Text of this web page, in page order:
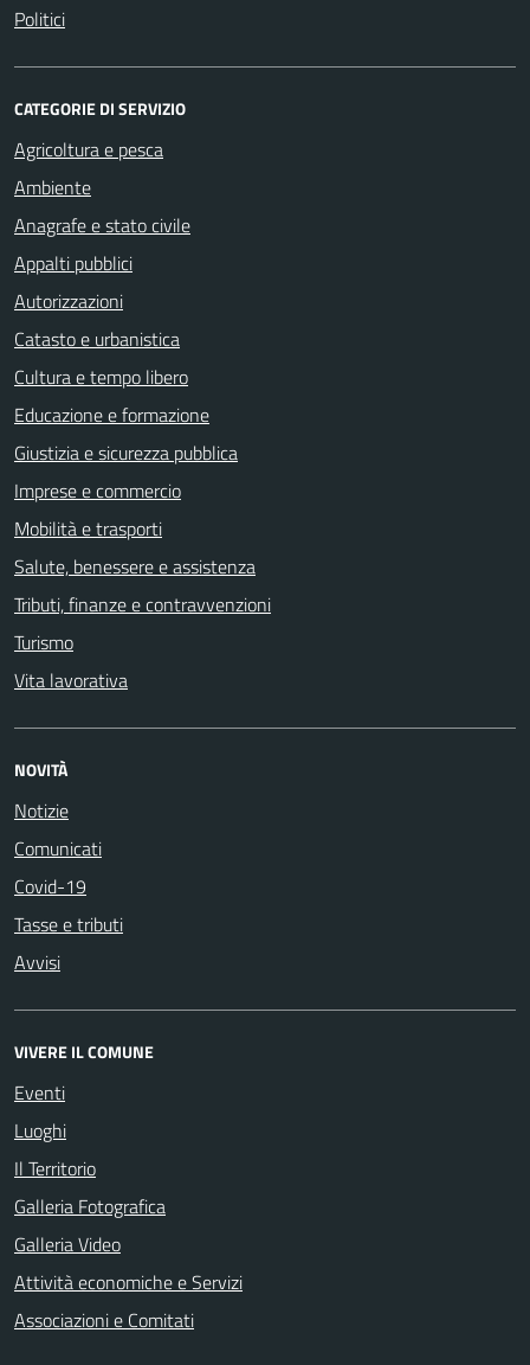
Politici
CATEGORIE DI SERVIZIO
Agricoltura e pesca
Ambiente
Anagrafe e stato civile
Appalti pubblici
Autorizzazioni
Catasto e urbanistica
Cultura e tempo libero
Educazione e formazione
Giustizia e sicurezza pubblica
Imprese e commercio
Mobilità e trasporti
Salute, benessere e assistenza
Tributi, finanze e contravvenzioni
Turismo
Vita lavorativa
NOVITÀ
Notizie
Comunicati
Covid-19
Tasse e tributi
Avvisi
VIVERE IL COMUNE
Eventi
Luoghi
Il Territorio
Galleria Fotografica
Galleria Video
Attività economiche e Servizi
Associazioni e Comitati